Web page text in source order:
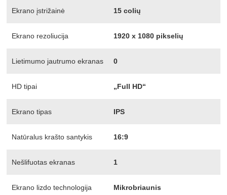
Ekrano įstrižainė 15 colių
Ekrano rezoliucija 1920 x 1080 pikselių
Lietimumo jautrumo ekranas 0
HD tipai „Full HD“
Ekrano tipas IPS
Natūralus krašto santykis 16:9
Nešlifuotas ekranas 1
Ekrano lizdo technologija Mikrobriaunis